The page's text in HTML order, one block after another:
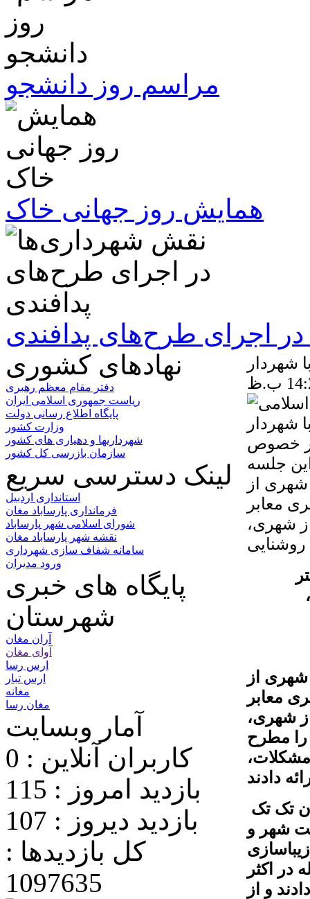
مراسم روز دانشجو
همایش روز جهانی خاک
اجرای طرح‌های پدافندی
شهردار
در خصوص
جلسه
از
معابر
شهری،
از
معابر
شهری،
را مطرح
دادند
شهر و
در اکثر
و از
نهادهای کشوری
دفتر مقام معظم رهبری
ریاست جمهوری اسلامی ایران
پایگاه اطلاع رسانی دولت
وزارت کشور
شهرداریها و دهیاری های کشور
سازمان بازرسی کل کشور
لینک دسترسی سریع
استانداری اردبیل
فرمانداری پارساباد مغان
شورای اسلامی شهر پارساباد
نقشه شهر پارساباد مغان
سامانه شفاف سازی شهرداری
ورود مدیران
پایگاه های خبری
شهرستان
آران مغان
آوای مغان
ارس رسا
ارس تبار
مغانه
مغان رسا
آمار وبسایت
کاربران آنلاین : 0
بازدید امروز : 115
بازدید دیروز : 107
کل بازدیدها :
1097635